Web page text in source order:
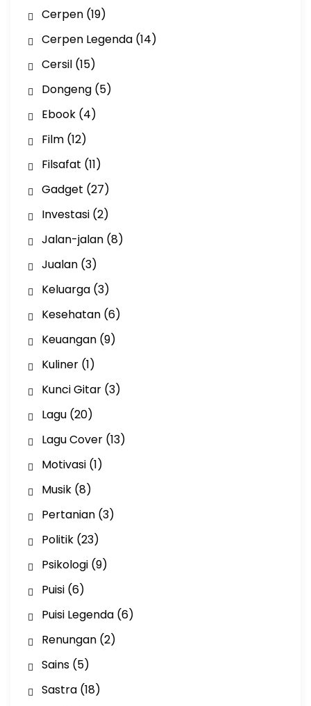
Cerpen(19)
Cerpen Legenda(14)
Cersil(15)
Dongeng(5)
Ebook(4)
Film(12)
Filsafat (11)
Gadget (27)
Investasi(2)
Jalan-jalan(8)
Jualan(3)
Keluarga(3)
Kesehatan(6)
Keuangan(9)
Kuliner(1)
Kunci Gitar(3)
Lagu(20)
Lagu Cover(13)
Motivasi(1)
Musik(8)
Pertanian(3)
Politik(23)
Psikologi(9)
Puisi(6)
Puisi Legenda(6)
Renungan(2)
Sains(5)
Sastra(18)